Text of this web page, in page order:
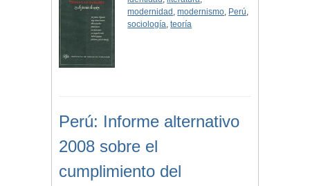
modernidad ,modernismo, Perú,
sociología,teoría
Perú: Informe alternativo
2008 sobre el
cumplimiento del